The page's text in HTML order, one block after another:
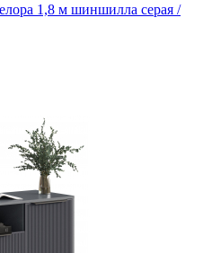
1,8 м шиншилла серая /